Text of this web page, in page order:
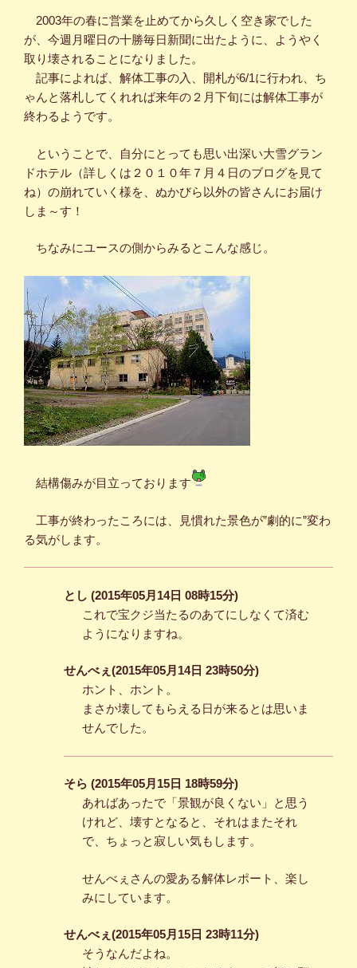
2003年の春に営業を止めてから久しく空き家でした
が、今週月曜日の十勝毎日新聞に出たように、ようやく
取り壊されることになりました。
記事によれば、解体工事の入、開札が6/1に行われ、ち
ゃんと落札してくれれば来年の２月下旬には解体工事が
終わるようです。
ということで、自分にとっても思い出深い大雪グラン
ドホテル（詳しくは２０１０年７月４日のブログを見て
ね）の崩れていく様を、ぬかびら以外の皆さんにお届け
しま～す！
ちなみにユースの側からみるとこんな感じ。
結構傷みが目立っております
工事が終わったころには、見慣れた景色が”劇的に”変わ
る気がします。
とし (2015年05月14日 08時15分)
これで宝クジ当たるのあてにしなくて済む
ようになりますね。
せんべぇ(2015年05月14日 23時50分)
ホント、ホント。
まさか壊してもらえる日が来るとは思いま
せんでした。
そら (2015年05月15日 18時59分)
あればあったで「景観が良くない」と思う
けれど、壊すとなると、それはまたそれ
で、ちょっと寂しい気もします。
せんべぇさんの愛ある解体レポート、楽し
みにしています。
せんべぇ(2015年05月15日 23時11分)
そうなんだよね。